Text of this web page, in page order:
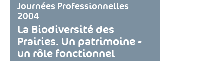
Journées Professionnelles
2004
La Biodiversité des
Prairies. Un patrimoine -
un rôle fonctionnel